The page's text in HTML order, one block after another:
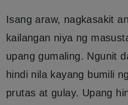
Isang araw, nagkasakit
kailangan niya ng
upang gumaling. Ngunit
hindi nila kayang bumili
prutas at gulay. Upang